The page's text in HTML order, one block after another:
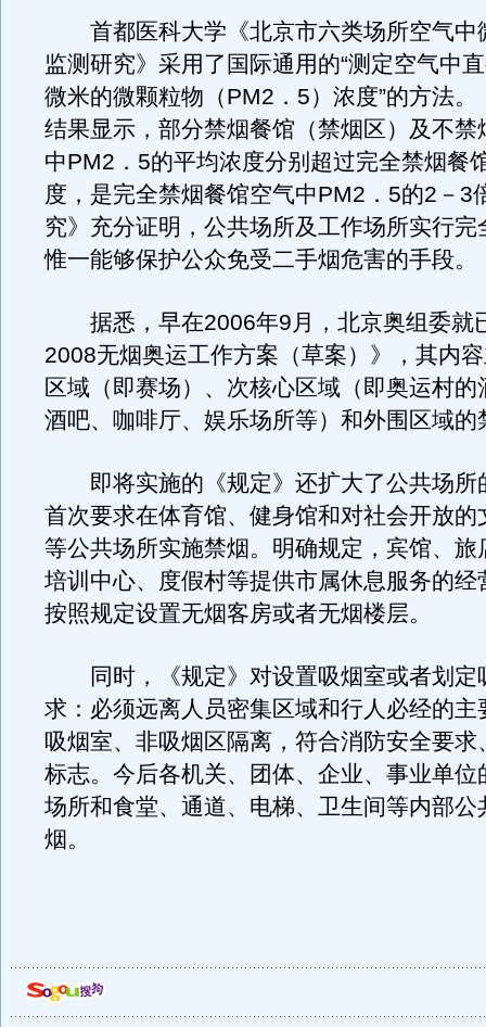
首都医科大学《北京市六类场所空气中
监测研究》采用了国际通用的“测定空气中
微米的微颗粒物（PM2．5）浓度”的方法。
结果显示，部分禁烟餐馆（禁烟区）及不禁
中PM2．5的平均浓度分别超过完全禁烟餐
度，是完全禁烟餐馆空气中PM2．5的2－3
究》充分证明，公共场所及工作场所实行完
惟一能够保护公众免受二手烟危害的手段。
据悉，早在2006年9月，北京奥组委就
2008无烟奥运工作方案（草案）》，其内
区域（即赛场）、次核心区域（即奥运村的
酒吧、咖啡厅、娱乐场所等）和外围区域的
即将实施的《规定》还扩大了公共场所
首次要求在体育馆、健身馆和对社会开放的
等公共场所实施禁烟。明确规定，宾馆、旅
培训中心、度假村等提供市属休息服务的经
按照规定设置无烟客房或者无烟楼层。
同时，《规定》对设置吸烟室或者划定
求：必须远离人员密集区域和行人必经的主
吸烟室、非吸烟区隔离，符合消防安全要求
标志。今后各机关、团体、企业、事业单位
场所和食堂、通道、电梯、卫生间等内部公
烟。